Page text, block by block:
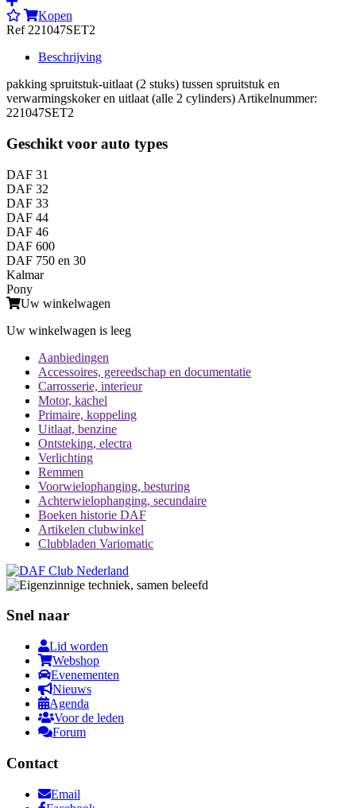
Kopen
Ref 221047SET2
Beschrijving
pakking spruitstuk-uitlaat (2 stuks) tussen spruitstuk en
verwarmingskoker en uitlaat (alle 2 cylinders) Artikelnummer:
221047SET2
Geschikt voor auto types
DAF 31
DAF 32
DAF 33
DAF 44
DAF 46
DAF 600
DAF 750 en 30
Kalmar
Pony
Uw winkelwagen
Uw winkelwagen is leeg
Aanbiedingen
Accessoires, gereedschap en documentatie
Carrosserie, interieur
Motor, kachel
Primaire, koppeling
Uitlaat, benzine
Ontsteking, electra
Verlichting
Remmen
Voorwielophanging, besturing
Achterwielophanging, secundaire
Boeken historie DAF
Artikelen clubwinkel
Clubbladen Variomatic
Snel naar
Lid worden
Webshop
Evenementen
Nieuws
Agenda
Voor de leden
Forum
Contact
Email